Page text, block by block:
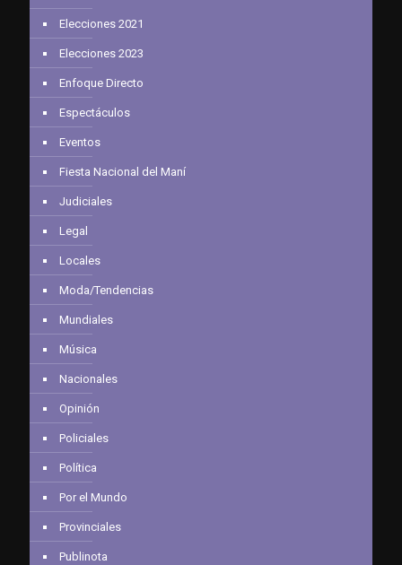
Elecciones 2021
Elecciones 2023
Enfoque Directo
Espectáculos
Eventos
Fiesta Nacional del Maní
Judiciales
Legal
Locales
Moda/Tendencias
Mundiales
Música
Nacionales
Opinión
Policiales
Política
Por el Mundo
Provinciales
Publinota